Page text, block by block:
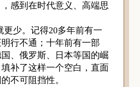
感到在时代意义、高端思
少。记得20多年前有一
行不通；十年前有一部
、俄罗斯、日本等国的崛
补了这样一个空白，直面
不可阻挡性。